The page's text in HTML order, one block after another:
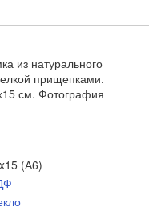
из натурального
прищепками.
см. Фотография
(А6)